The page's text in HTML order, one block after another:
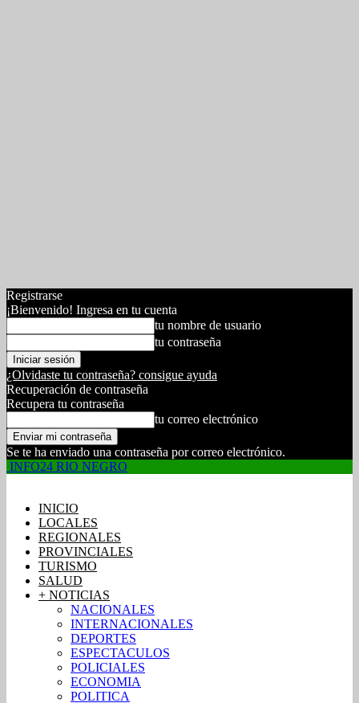
Registrarse
¡Bienvenido! Ingresa en tu cuenta
tu nombre de usuario
tu contraseña
¿Olvidaste tu contraseña? consigue ayuda
Recuperación de contraseña
Recupera tu contraseña
tu correo electrónico
Se te ha enviado una contraseña por correo electrónico.
INFO24 RIO NEGRO
INICIO
LOCALES
REGIONALES
PROVINCIALES
TURISMO
SALUD
+ NOTICIAS
NACIONALES
INTERNACIONALES
DEPORTES
ESPECTACULOS
POLICIALES
ECONOMIA
POLITICA